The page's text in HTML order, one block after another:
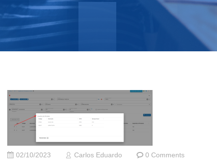
02/10/2023 Carlos Eduardo 0 Comments